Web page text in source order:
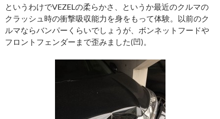
というわけでVEZELの柔らかさ、というか最近のクルマの
クラッシュ時の衝撃吸収能力を身をもって体験。以前のク
ルマならバンパーくらいでしょうが、ボンネットフードや
フロントフェンダーまで歪みました(凹)。